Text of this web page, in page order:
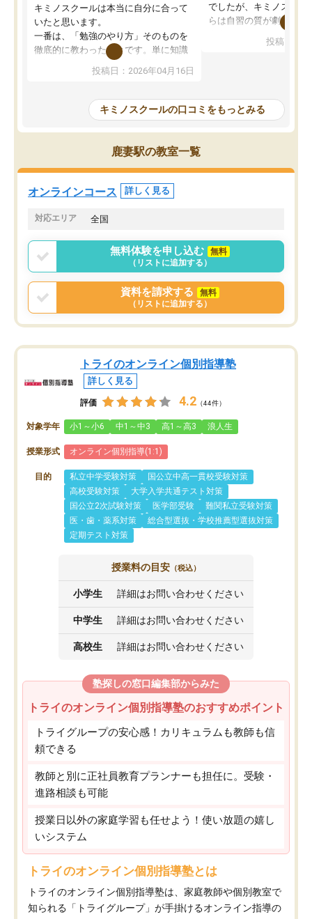
キミノスクールは本当に自分に合って
いたと思います。
一番は、「勉強のやり方」そのものを
徹底的に教わったことです。単に知識
を詰め込むのではなく、自学自習の習
慣が身につくよう並走してくれるの
はなくなりました。
講師の方との距離も近く、親身なコー
チングのおかげで、停滞期もモチベー
ションを維持できました。「やらされ
る勉強」から「目標のための勉強」へ
意識が変わったことが、目標校への合
投稿日：2026年04月16日
でしたが、キミノスクー
らは自習の質が劇的に変
を明確にしてくれるの
の仕方をコーチングして
ルなので、家での学習習
身につきました。結果と
た。自分から学ぶ姿勢を
投稿日：
キミノスクールの口コミをもっとみる
鹿妻駅の教室一覧
オンラインコース 詳しく見る
対応エリア 全国
無料体験を申し込む
無料
（リストに追加する）
資料を請求する
無料
（リストに追加する）
トライのオンライン個別指導塾
詳しく見る
評価 4.2 （44件）
対象学年 小1～小6 中1～中3 高1～高3 浪人生
授業形式 オンライン個別指導(1:1)
目的 私立中学受験対策
国公立中高一貫校受験対策
高校受験対策
大学入学共通テスト対策
国公立2次試験対策
医学部受験
難関私立受験対策
医・歯・薬系対策
総合型選抜・学校推薦型選抜対策
定期テスト対策
授業料の目安 （税込）
小学生 詳細はお問い合わせください
中学生 詳細はお問い合わせください
高校生 詳細はお問い合わせください
塾探しの窓口編集部からみた
トライのオンライン個別指導塾のおすすめポイント
トライグループの安心感！カリキュラムも教師も信
頼できる
教師と別に正社員教育プランナーも担任に。受験・
進路相談も可能
授業日以外の家庭学習も任せよう！使い放題の嬉し
いシステム
トライのオンライン個別指導塾とは
トライのオンライン個別指導塾は、家庭教師や個別教室で
知られる「トライグループ」が手掛けるオンライン指導の